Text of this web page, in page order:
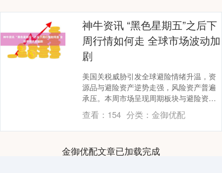
神牛资讯 “黑色星期五”之后下
周行情如何走 全球市场波动加
剧
美国关税威胁引发全球避险情绪升温，资
源品与避险资产逆势走强，风险资产普遍
承压。本周市场呈现周期板块与避险资产
双轮驱动的格局，A股有色金属、煤炭等资
源类板块领涨，....
查看： 154 分类： 金御优配
金御优配文章已加载完成